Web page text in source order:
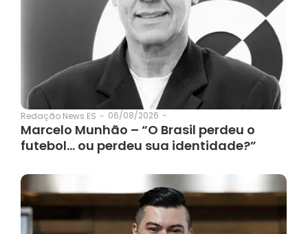
Redação News ES - 06/08/2026 -
Marcelo Munhão – “O Brasil perdeu o
futebol… ou perdeu sua identidade?”